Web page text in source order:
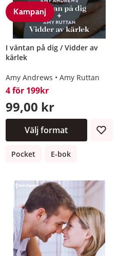
Kampanj
I väntan på dig / Vidder av
kärlek
Amy Andrews Amy Ruttan
4 för 199kr
99,00 kr
Välj format
Pocket E-bok